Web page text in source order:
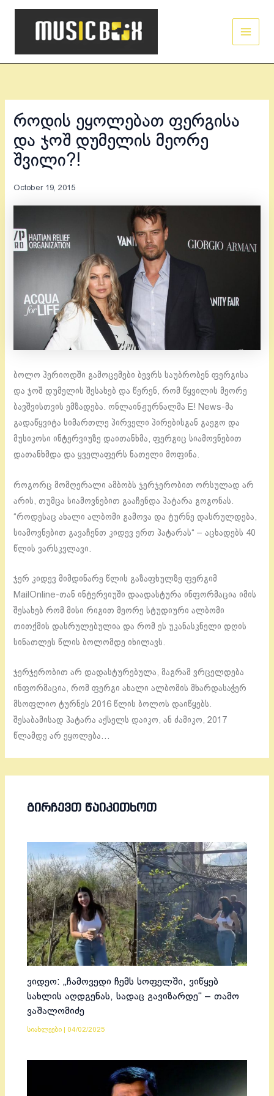
Skip
როდის ეყოლებათ ფერგისა
და ჯოშ დუმელის მეორე
შვილი?!
October 19, 2015
ბოლო პერიოდში გამოცემები ბევრს საუბრობენ ფერგისა
და ჯოშ დუმელის შესახებ და წერენ, რომ წყვილის მეორე
ბავშვისთვის ემზადება. ონლაინჟურნალმა E! News-მა
გადაწყვიტა სიმართლე პირველი პირებისგან გაეგო და
მუსიკოსი ინტერვიუზე დაითანხმა, ფერგიც სიამოვნებით
დათანხმდა და ყველაფერს ნათელი მოფინა.
როგორც მომღერალი ამბობს ჯერჯერობით ორსულად არ
არის, თუმცა სიამოვნებით გააჩენდა პატარა გოგონას.
“როდესაც ახალი ალბომი გამოვა და ტურნე დასრულდება,
სიამოვნებით გავაჩენთ კიდევ ერთ პატარას“ – აცხადებს 40
წლის ვარსკვლავი.
ჯერ კიდევ მიმდინარე წლის გაზაფხულზე ფერგიმ
MailOnline-თან ინტერვიუში დაადასტურა ინფორმაცია იმის
შესახებ რომ მისი რიგით მეორე სტუდიური ალბომი
თითქმის დასრულებულია და რომ ეს უკანასკნელი დღის
სინათლეს წლის ბოლომდე იხილავს.
ჯერჯერობით არ დადასტურებულა, მაგრამ ვრცელდება
ინფორმაცია, რომ ფერგი ახალი ალბომის მხარდასაჭერ
მსოფლიო ტურნეს 2016 წლის ბოლოს დაიწყებს.
შესაბამისად პატარა აქსელს დაიკო, ან ძამიკო, 2017
წლამდე არ ეყოლება…
ᲒᲘᲠᲩᲔᲕᲗ ᲬᲐᲘᲙᲘᲗᲮᲝᲗ
ვიდეო: „ჩამოვედი ჩემს სოფელში, ვიწყებ
სახლის აღდგენას, სადაც გავიზარდე“ – თამო
ვაშალომიძე
სიახლეები 04/02/2025